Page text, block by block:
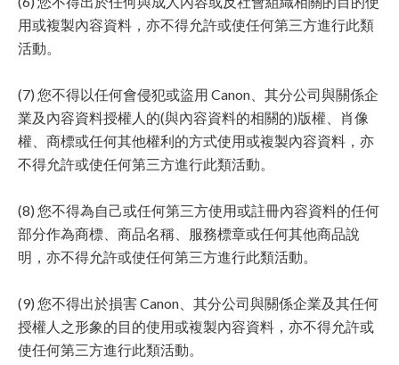
用或複製內容資料，亦不得允許或使任何第三方進行此類
活動。
(7) 您不得以任何會侵犯或盜用 Canon、其分公司與關係企
業及內容資料授權人的(與內容資料的相關的)版權、肖像
權、商標或任何其他權利的方式使用或複製內容資料，亦
不得允許或使任何第三方進行此類活動。
(8) 您不得為自己或任何第三方使用或註冊內容資料的任何
部分作為商標、商品名稱、服務標章或任何其他商品說
明，亦不得允許或使任何第三方進行此類活動。
(9) 您不得出於損害 Canon、其分公司與關係企業及其任何
授權人之形象的目的使用或複製內容資料，亦不得允許或
使任何第三方進行此類活動。